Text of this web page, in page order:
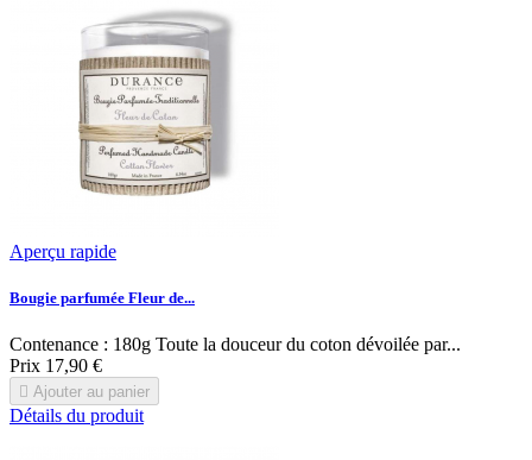
Aperçu rapide
Bougie parfumée Fleur de...
Contenance : 180g Toute la douceur du coton dévoilée par...
Prix 17,90 €
 Ajouter au panier
Détails du produit